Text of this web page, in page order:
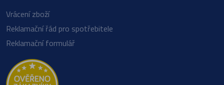
Vrácení zboží
Reklamační řád pro spotřebitele
Reklamační formulář